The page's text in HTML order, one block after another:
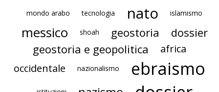
mondo arabo tecnologia nato islamismo
messico shoah geostoria
dossier
geostoria e geopolitica
africa
occidentale
nazionalismo ebraismo